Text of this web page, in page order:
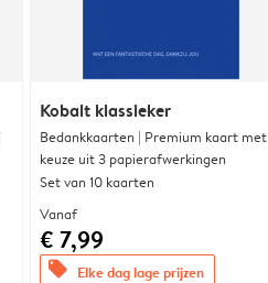
Kobalt klassieker
Bedankkaarten | Premium kaart met
keuze uit 3 papierafwerkingen
Set van 10 kaarten
Vanaf
€ 7,99
offers Elke dag lage prijzen